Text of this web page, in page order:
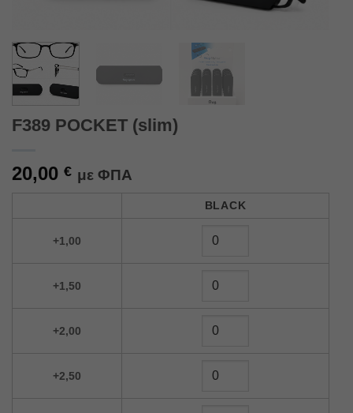
F389 POCKET (slim)
20,00 € με ΦΠΑ
BLACK
+1,00
+1,50
+2,00
+2,50